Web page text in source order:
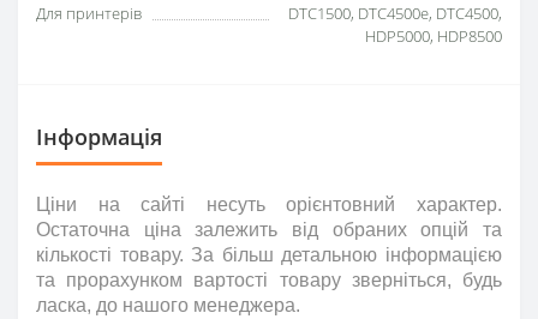
Для принтерів
DTC1500, DTC4500e, DTC4500,
HDP5000, HDP8500
Інформація
Ціни на сайті несутьорієнтовний характер.
Остаточна ціна залежить від обраних опцій та
кількості товару. За більш детальною інформацією
та прорахунком вартості товару зверніться, будь
ласка, до нашого менеджера.